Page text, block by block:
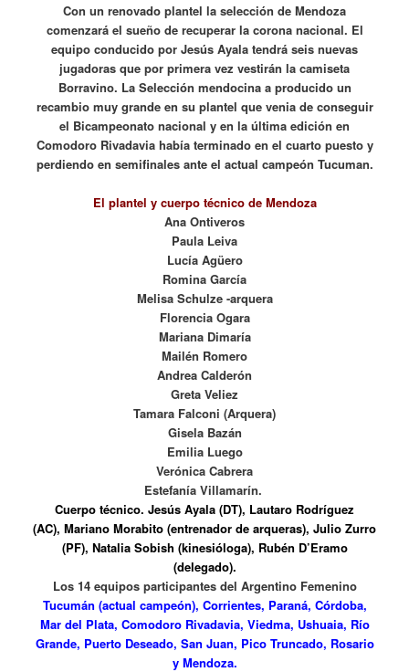
Con un renovado plantel la selección de Mendoza
comenzará el sueño de recuperar la corona nacional. El
equipo conducido por Jesús Ayala tendrá seis nuevas
jugadoras que por primera vez vestirán la camiseta
Borravino. La Selección mendocina a producido un
recambio muy grande en su plantel que venia de conseguir
el Bicampeonato nacional y en la última edición en
Comodoro Rivadavia había terminado en el cuarto puesto y
perdiendo en semifinales ante el actual campeón Tucuman.
El plantel y cuerpo técnico de Mendoza
Ana Ontiveros
Paula Leiva
Lucía Agüero
Romina García
Melisa Schulze -arquera
Florencia Ogara
Mariana Dimaría
Mailén Romero
Andrea Calderón
Greta Veliez
Tamara Falconi (Arquera)
Gisela Bazán
Emilia Luego
Verónica Cabrera
Estefanía Villamarín.
Cuerpo técnico. Jesús Ayala (DT), Lautaro Rodríguez
(AC), Mariano Morabito (entrenador de arqueras), Julio Zurro
(PF), Natalia Sobish (kinesióloga), Rubén D’Eramo
(delegado).
Los 14 equipos participantes del Argentino Femenino
Tucumán (actual campeón), Corrientes, Paraná, Córdoba,
Mar del Plata, Comodoro Rivadavia, Viedma, Ushuaia, Río
Grande, Puerto Deseado, San Juan, Pico Truncado, Rosario
y Mendoza.